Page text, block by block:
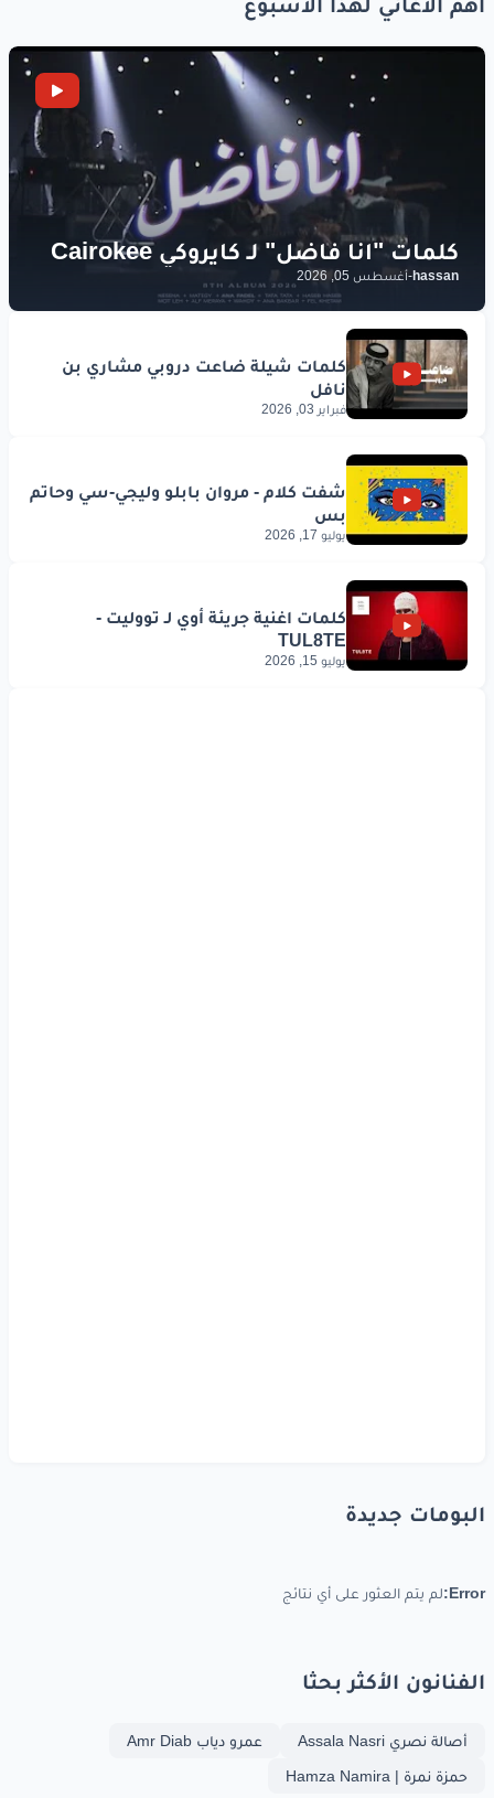
hassan
-أغسطس 05, 2026
فبراير 03, 2026
يوليو 17, 2026
يوليو 15, 2026
البومات جديدة
Error: لم يتم العثور على أي نتائج
الفنانون الأكثر بحثا
أصالة نصري Assala Nasri
عمرو دياب Amr Diab
حمزة نمرة | Hamza Namira